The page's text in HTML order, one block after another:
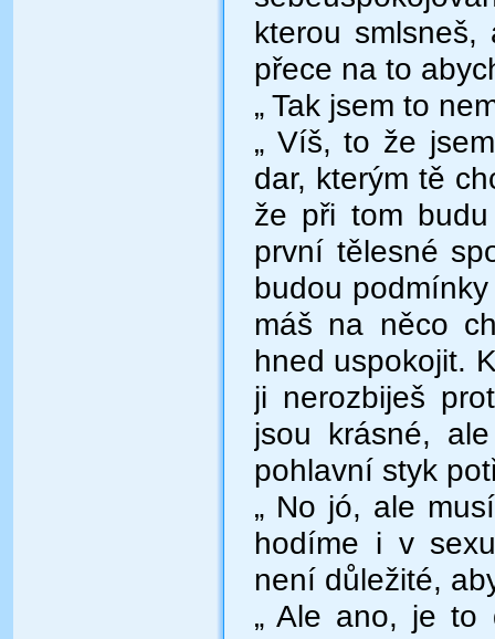
kterou smlsneš,
přece na to
„ Tak jsem to
„ Víš, to že
dar, kterým tě
že při tom
první tělesné
budou
máš na něco
hned uspokojit.
ji nerozbiješ
jsou krásné,
pohlavní styk
„ No jó, ale
hodíme i v
není důležité,
„ Ale ano, je to